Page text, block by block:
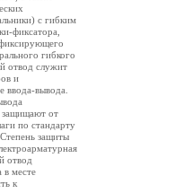
c гибким
фиксатора,
гибкого
отвод служит
и
ввода-вывода.
защищают от
по стандарту
защиты
отвод
в месте
к